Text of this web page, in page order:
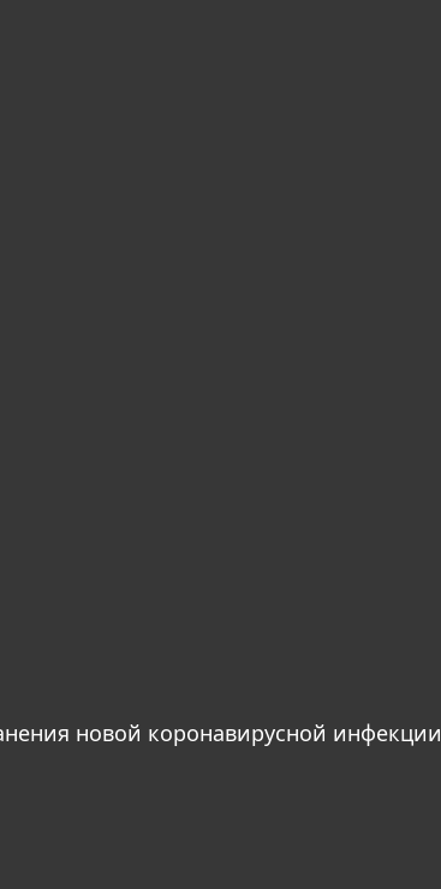
новой коронавирусной инфекции